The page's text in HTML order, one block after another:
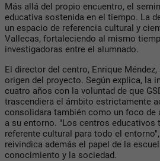
Más allá del propio encuentro, el
educativa sostenida en el tiempo. La
un espacio de referencia cultural y
Vallecas, fortaleciendo al mismo
investigadoras entre el alumnado.
El director del centro, Enrique
origen del proyecto. Según explica, la
cuatro años con la voluntad de que
trascendiera el ámbito estrictamente
consolidara también como un foco de
a su entorno. "Los centros educativos
referente cultural para todo el
reivindica además el papel de la
conocimiento y la sociedad.